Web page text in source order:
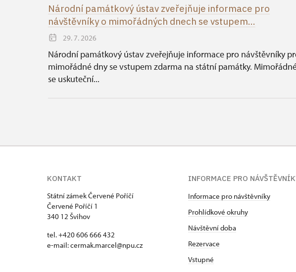
Národní památkový ústav zveřejňuje informace pro
návštěvníky o mimořádných dnech se vstupem...
29. 7. 2026
Národní památkový ústav zveřejňuje informace pro návštěvníky
mimořádné dny se vstupem zdarma na státní památky.
se uskuteční...
KONTAKT
Státní zámek Červené Poříčí
Červené Poříčí 1
340 12 Švihov
tel. +420 606 666 432
e-mail: cermak.marcel@npu.cz
INFORMACE PRO
Informace pro návštěvníky
Prohlídkové okruhy
Návštěvní doba
Rezervace
Vstupné